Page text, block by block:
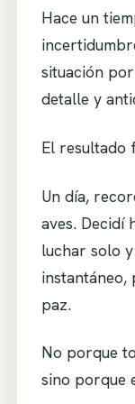
Hace un
situación
detalle y
El resultado
Un día,
aves. Decidí
luchar solo
paz.
No porque
sino porque